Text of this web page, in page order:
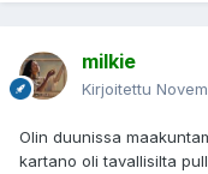
milkie
Kirjoitettu
Olin duunissa
kartano oli tavallisilta